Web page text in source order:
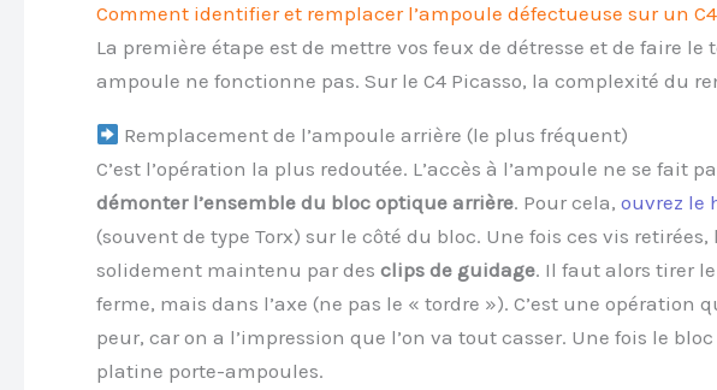
Comment identifier et remplacer l’ampoule défectueuse sur un C4
La première étape est de mettre vos feux de détresse et de faire
ampoule ne fonctionne pas. Sur le C4 Picasso, la complexité du
Remplacement de l’ampoule arrière (le plus fréquent)
C’est l’opération la plus redoutée. L’accès à l’ampoule ne se fait
démonter l’ensemble du bloc optique arrière. Pour cela, ouvrez le
(souvent de type Torx) sur le côté du bloc. Une fois ces vis
solidement maintenu par des clips de guidage. Il faut alors tirer
ferme, mais dans l’axe (ne pas le « tordre »). C’est une
peur, car on a l’impression que l’on va tout casser. Une fois le
platine porte-ampoules.